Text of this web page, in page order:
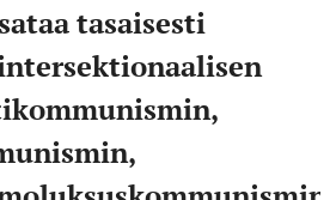
tasaisesti